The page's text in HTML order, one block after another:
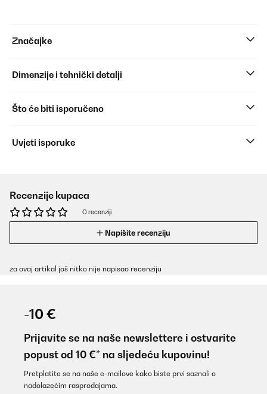
Značajke
Dimenzije i tehnički detalji
Što će biti isporučeno
Uvjeti isporuke
Recenzije kupaca
O recenziji
Napišite recenziju
za ovaj artikal još nitko nije napisao recenziju
-10 €
Prijavite se na naše newslettere i ostvarite
popust od 10 €* na sljedeću kupovinu!
Pretplatite se na naše e-mailove kako biste prvi saznali o
nadolazećim rasprodajama.